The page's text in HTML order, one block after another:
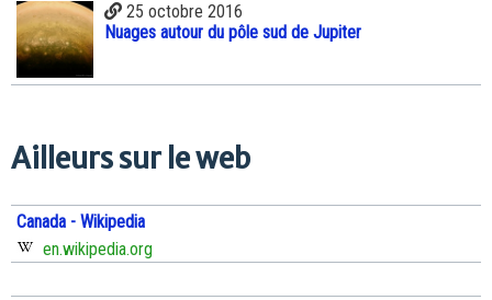
25 octobre 2016
Nuages autour du pôle sud de Jupiter
Ailleurs sur le web
Canada - Wikipedia
en.wikipedia.org